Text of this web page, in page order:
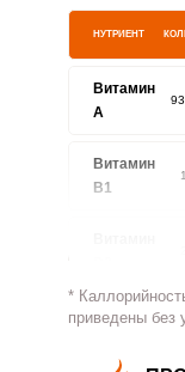
НУТРИЕНТ
Витамин
A
Витамин
В1
Витамин
*
приведены без